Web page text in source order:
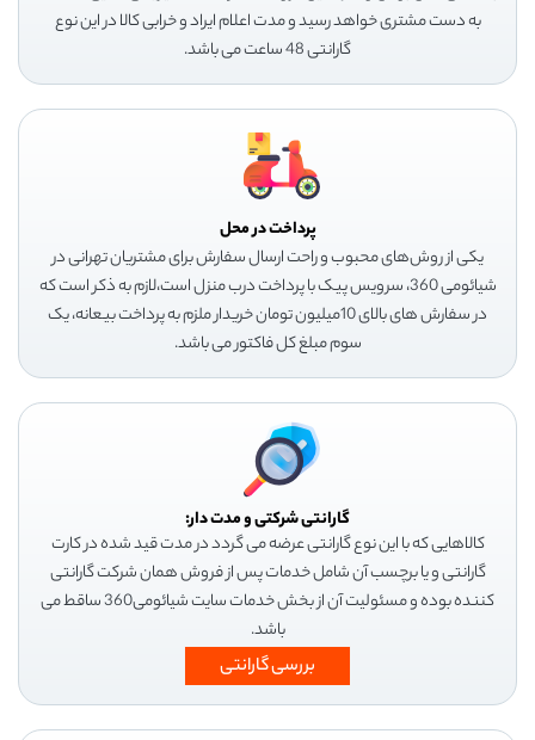
به دست مشتری خواهد رسید و مدت اعلام ایراد و خرابی کالا در این نوع
گارانتی 48 ساعت می باشد.
پرداخت در محل
یکی از روش‌های محبوب و راحت ارسال سفارش برای مشتریان تهرانی در
شیائومی 360، سرویس پیک با پرداخت درب منزل است،لازم به ذکر است که
در سفارش های بالای 10میلیون تومان خریدار ملزم به پرداخت بیعانه، یک
سوم مبلغ کل فاکتور می باشد.
گارانتی شرکتی و مدت دار:
کالاهایی که با این نوع گارانتی عرضه می گردد در مدت قید شده در کارت
گارانتی و یا برچسب آن شامل خدمات پس از فروش همان شرکت گارانتی
کننده بوده و مسئولیت آن از بخش خدمات سایت شیائومی360 ساقط می
باشد.
بررسی گارانتی